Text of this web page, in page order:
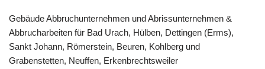
Gebäude Abbruchunternehmen und Abrissunternehmen &
Abbrucharbeiten für Bad Urach, Hülben, Dettingen (Erms),
Sankt Johann, Römerstein, Beuren, Kohlberg und
Grabenstetten, Neuffen, Erkenbrechtsweiler